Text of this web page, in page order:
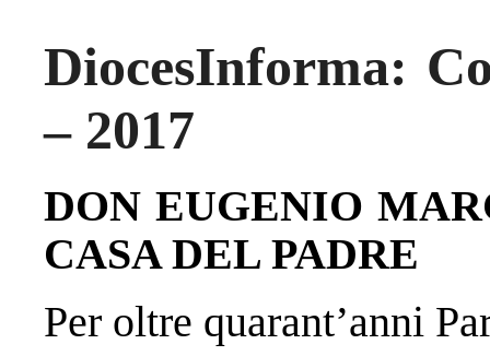
DiocesInforma:
– 2017
DON EUGENIO
CASADEL PADRE
Per oltre quarant’anni